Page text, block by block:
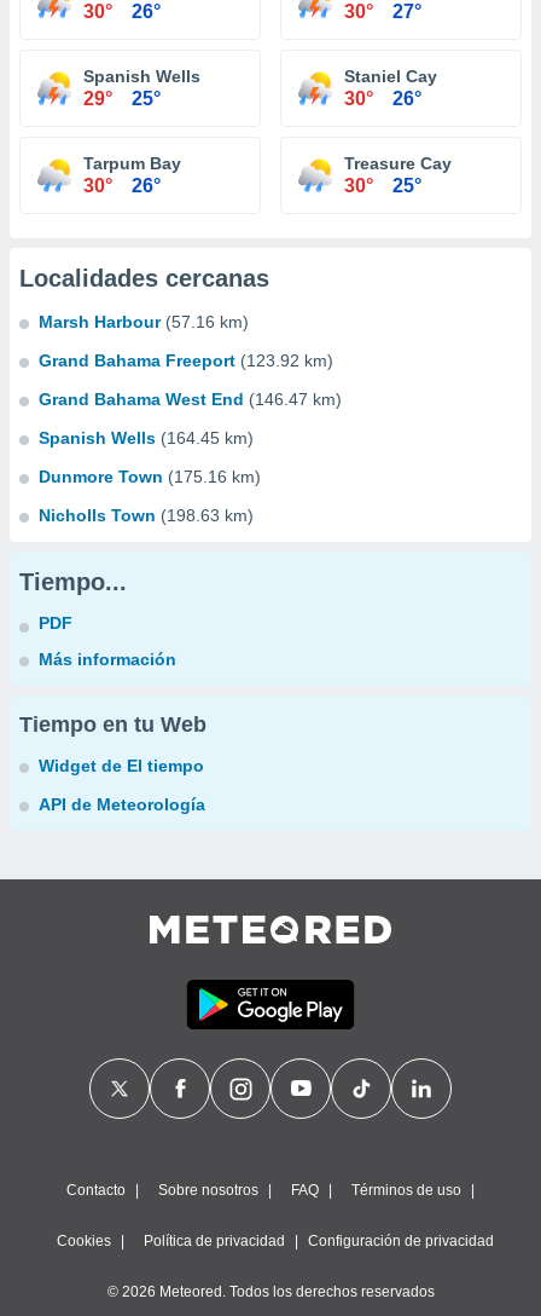
30° 26° 30° 27°
Spanish Wells
29° 25°
Staniel Cay
30° 26°
Tarpum Bay
30° 26°
Treasure Cay
30° 25°
Localidades cercanas
Marsh Harbour (57.16 km)
Grand Bahama Freeport (123.92 km)
Grand Bahama West End (146.47 km)
Spanish Wells (164.45 km)
Dunmore Town (175.16 km)
Nicholls Town (198.63 km)
Tiempo...
PDF
Más información
Tiempo en tu Web
Widget de El tiempo
API de Meteorología
Contacto Sobre nosotros FAQ Términos de uso
Cookies Política de privacidad Configuración de privacidad
© 2026 Meteored. Todos los derechos reservados